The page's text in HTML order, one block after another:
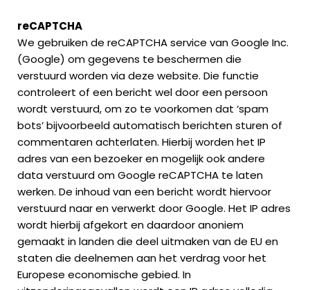
reCAPTCHA
We gebruiken de reCAPTCHA service van Google Inc.
(Google) om gegevens te beschermen die
verstuurd worden via deze website. Die functie
controleert of een bericht wel door een persoon
wordt verstuurd, om zo te voorkomen dat ‘spam
bots’ bijvoorbeeld automatisch berichten sturen of
commentaren achterlaten. Hierbij worden het IP
adres van een bezoeker en mogelijk ook andere
data verstuurd om Google reCAPTCHA te laten
werken. De inhoud van een bericht wordt hiervoor
verstuurd naar en verwerkt door Google. Het IP adres
wordt hierbij afgekort en daardoor anoniem
gemaakt in landen die deel uitmaken van de EU en
staten die deelnemen aan het verdrag voor het
Europese economische gebied. In